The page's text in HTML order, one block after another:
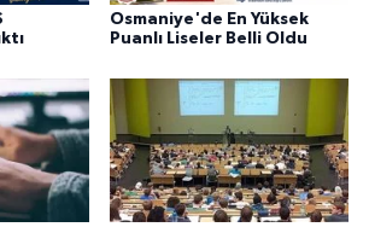
Osmaniye'de En Yüksek
Puanlı Liseler Belli Oldu